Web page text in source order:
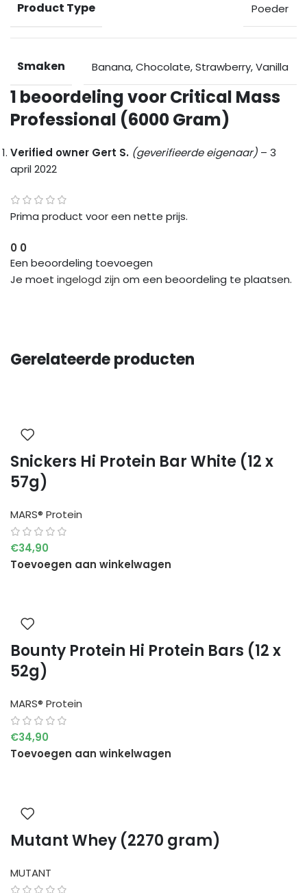
Product Type Poeder
Smaken Banana,Chocolate,Strawberry,Vanilla
1 beoordeling voorCritical Mass
Professional (6000 Gram)
Verified owner Gert S. (geverifieerde eigenaar) – 3
april 2022
Prima product voor een nette prijs.
0 0
Een beoordeling toevoegen
Je moet ingelogd zijn om een beoordeling te plaatsen.
Gerelateerde producten
Snickers Hi Protein Bar White (12 x
57g)
MARS® Protein
€34,90
Toevoegen aan winkelwagen
Bounty Protein Hi Protein Bars (12 x
52g)
MARS® Protein
€34,90
Toevoegen aan winkelwagen
Mutant Whey (2270 gram)
MUTANT